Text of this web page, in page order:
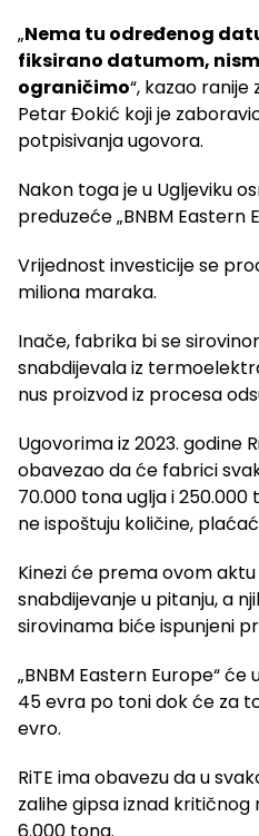
„Nema tu određenog
fiksirano datumom,
ograničimo“, kazao ranije
Petar Đokić koji je
potpisivanja ugovora.
Nakon toga je u Ugljeviku
preduzeće „BNBM Eastern
Vrijednost investicije se
miliona maraka.
Inače, fabrika bi se
snabdijevala iz
nus proizvod iz procesa
Ugovorima iz 2023. godine
obavezao da će fabrici
70.000 tona uglja i 250.000
ne ispoštuju količine,
Kinezi će prema ovom
snabdijevanje u pitanju, a
sirovinama biće ispunjeni
„BNBM Eastern Europe“
45 evra po toni dok će za
evro.
RiTE ima obavezu da u
zalihe gipsa iznad kritičnog